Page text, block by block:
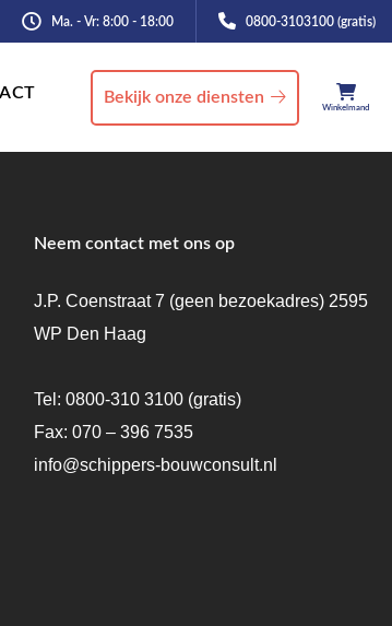
Ma. - Vr: 8:00 - 18:00 0800-3103100 (gratis)
Winkelmand
Bekijk onze diensten
Neem contact met ons op
J.P. Coenstraat 7 (geen bezoekadres) 2595
WP Den Haag
Tel: 0800-310 3100(gratis)
Fax: 070 – 396 7535
info@schippers-bouwconsult.nl